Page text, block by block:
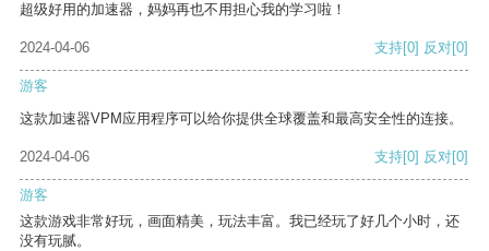
超级好用的加速器，妈妈再也不用担心我的学习啦！
2024-04-06 支持[0] 反对[0]
游客
这款加速器VPM应用程序可以给你提供全球覆盖和最高安全性的连接。
2024-04-06 支持[0] 反对[0]
游客
这款游戏非常好玩，画面精美，玩法丰富。我已经玩了好几个小时，还
没有玩腻。